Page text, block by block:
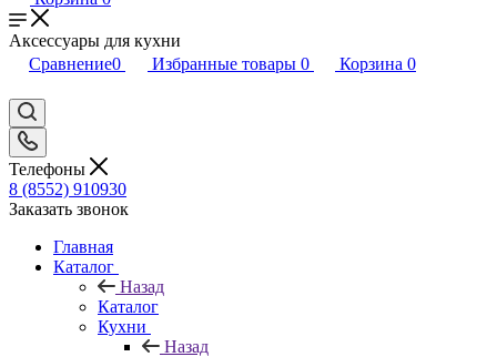
Аксессуары для кухни
Сравнение0 Избранные товары 0 Корзина 0
Телефоны
8 (8552) 910930
Заказать звонок
Главная
Каталог
Назад
Каталог
Кухни
Назад